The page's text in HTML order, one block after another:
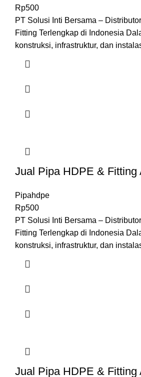
Rp500
PT Solusi Inti Bersama –
Fitting Terlengkap di Indonesia
konstruksi, infrastruktur, dan
Jual Pipa HDPE & Fitting
Pipahdpe
Rp500
PT Solusi Inti Bersama –
Fitting Terlengkap di Indonesia
konstruksi, infrastruktur, dan
Jual Pipa HDPE & Fitting